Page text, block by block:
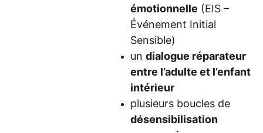
émotionnelle (EIS –
Événement Initial
Sensible)
un dialogue réparateur
entre l’adulte et l’enfant
intérieur
plusieurs boucles de
désensibilisation